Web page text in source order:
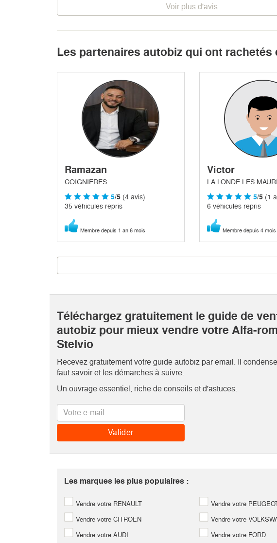
Voir plus d'avis
Les partenaires autobiz qui ont rachetés
Ramazan
COIGNIERES
5/5 (4 avis)
35 véhicules repris
Membre depuis 1 an 6 mois
Victor
LA LONDE LES
5/5(1
6 véhicules repris
Membre depuis 4 mois
Téléchargez gratuitement le guide de
autobiz pour mieux vendre votre Alfa-
Stelvio
Recevez gratuitement votre guide autobiz par email. Il
faut savoir et les démarches à suivre.
Un ouvrage essentiel, riche de conseils et d'astuces.
Les marques les plus populaires :
Vendre votre RENAULT Vendre votre
Vendre votre CITROEN Vendre votre
Vendre votre AUDI Vendre votre FORD